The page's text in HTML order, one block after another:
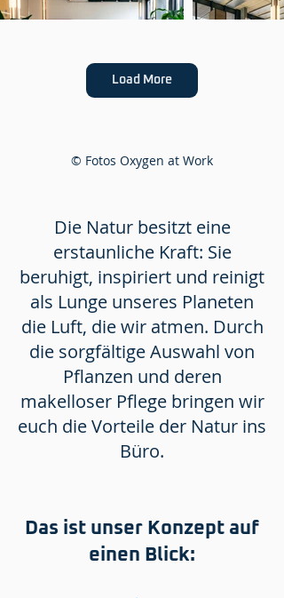
Load More
© Fotos Oxygen at Work
Die Natur besitzt eine
erstaunliche Kraft: Sie
beruhigt, inspiriert und reinigt
als Lunge unseres Planeten
die Luft, die wir atmen. Durch
die sorgfältige Auswahl von
Pflanzen und deren
makelloser Pflege bringen wir
euch die Vorteile der Natur ins
Büro.
Das ist unser Konzept auf
einen Blick: